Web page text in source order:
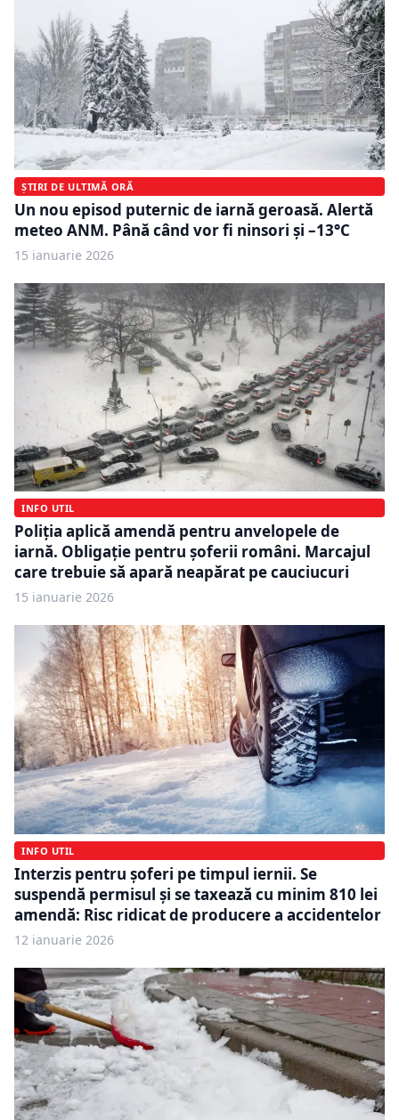
ȘTIRI DE ULTIMĂ ORĂ
Un nou episod puternic de iarnă geroasă. Alertă
meteo ANM. Până când vor fi ninsori și –13°C
15 ianuarie 2026
INFO UTIL
Poliția aplică amendă pentru anvelopele de
iarnă. Obligație pentru șoferii români. Marcajul
care trebuie să apară neapărat pe cauciucuri
15 ianuarie 2026
INFO UTIL
Interzis pentru șoferi pe timpul iernii. Se
suspendă permisul și se taxează cu minim 810 lei
amendă: Risc ridicat de producere a accidentelor
12 ianuarie 2026